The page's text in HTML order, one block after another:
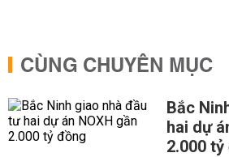
CÙNG CHUYÊN MỤC
Bắc
hai dự
2.000